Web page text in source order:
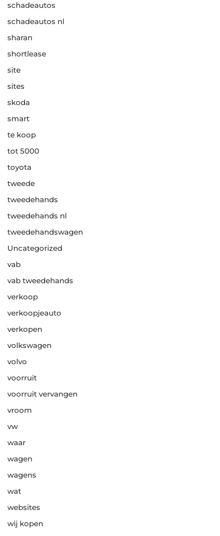
schadeautos
schadeautos nl
sharan
shortlease
site
sites
skoda
smart
te koop
tot 5000
toyota
tweede
tweedehands
tweedehands nl
tweedehandswagen
Uncategorized
vab
vab tweedehands
verkoop
verkoopjeauto
verkopen
volkswagen
volvo
voorruit
voorruit vervangen
vroom
vw
waar
wagen
wagens
wat
websites
wij kopen